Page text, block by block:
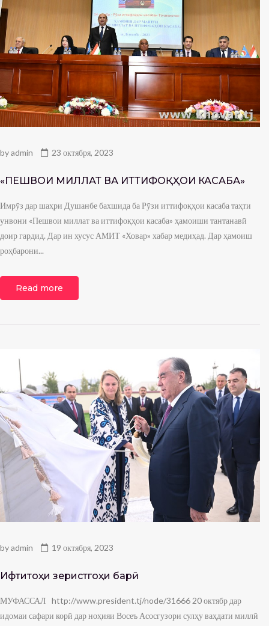
byadmin 23 октября, 2023
«ПЕШВОИ МИЛЛАТ ВА ИТТИФОҚҲОИ КАСАБА»
Имрӯз дар шаҳри Душанбе бахшида ба Рӯзи иттифоқҳои касаба таҳти
унвони «Пешвои миллат ва иттифоқҳои касаба» ҳамоиши тантанавӣ
доир гардид. Дар ин хусус АМИТ «Ховар» хабар медиҳад. Дар ҳамоиш
роҳбарони...
Read more
byadmin 19 октября, 2023
Ифтитоҳи зеристгоҳи барқӣ
МУФАССАЛ http://www.president.tj/node/31666 20 октябр дар
идомаи сафари корӣ дар ноҳияи Восеъ Асосгузори сулҳу ваҳдати миллӣ